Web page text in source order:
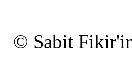
© Sabit